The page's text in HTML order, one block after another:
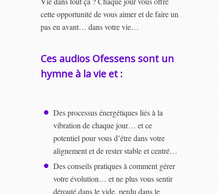
cette opportunité de vous aimer et de faire un
pas en avant… dans votre vie…
Ces audios Ofessens sont un
hymne à la vie et :
Des processus énergétiques liés à la
vibration de chaque jour… et ce
potentiel pour vous d’être dans votre
alignement et de rester stable et centré…
Des conseils pratiques à comment gérer
votre évolution… et ne plus vous sentir
dérouté dans le vide, perdu dans le